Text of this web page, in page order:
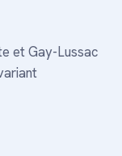
et Gay-Lussac